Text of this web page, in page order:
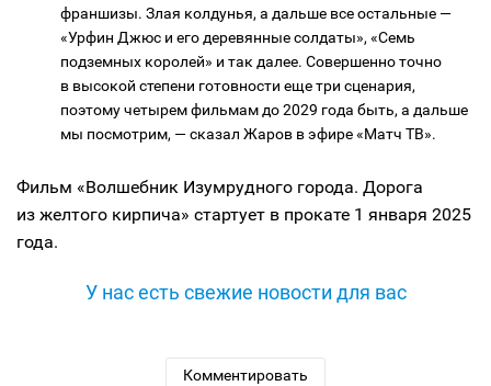
франшизы. Злая колдунья, а дальше все остальные —
«Урфин Джюс и его деревянные солдаты», «Семь
подземных королей» и так далее. Совершенно точно
в высокой степени готовности еще три сценария,
поэтому четырем фильмам до 2029 года быть, а дальше
мы посмотрим, — сказал Жаров в эфире «Матч ТВ».
Фильм «Волшебник Изумрудного города. Дорога
из желтого кирпича» стартует в прокате 1 января 2025
года.
У нас есть свежие новости для вас
Комментировать